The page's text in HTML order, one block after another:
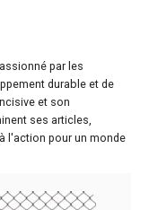
par les
durable et de
et son
ses articles,
l'action pour un monde